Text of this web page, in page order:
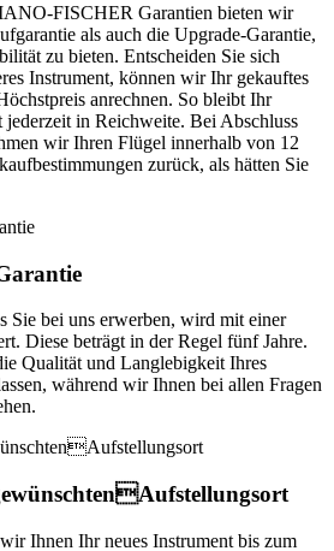
FISCHER Garantien bieten wir
als auch die Upgrade-Garantie,
zu bieten. Entscheiden Sie sich
Instrument, können wir Ihr gekauftes
anrechnen. So bleibt Ihr
jederzeit in Reichweite. Bei Abschluss
wir Ihren Flügel innerhalb von 12
zurück, als hätten Sie
Sie bei uns erwerben, wird mit einer
Diese beträgt in der Regel fünf Jahre.
Qualität und Langlebigkeit Ihres
während wir Ihnen bei allen Fragen
Ihnen Ihr neues Instrument bis zum